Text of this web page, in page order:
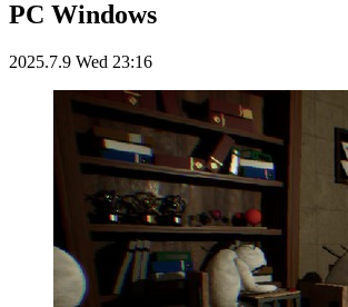
PC Windows
2025.7.9 Wed 23:16